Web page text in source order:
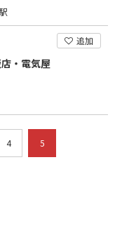
追加
・電気屋
4 5